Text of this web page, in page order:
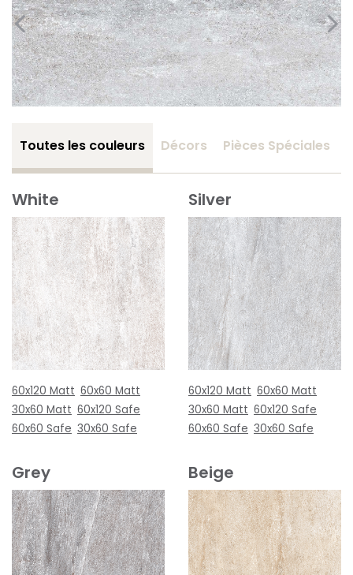
Toutes les couleurs Décors Pièces Spéciales
White
60x120 Matt 60x60 Matt
30x60 Matt 60x120 Safe
60x60 Safe 30x60 Safe
Silver
60x120 Matt 60x60 Matt
30x60 Matt 60x120 Safe
60x60 Safe 30x60 Safe
Grey Beige